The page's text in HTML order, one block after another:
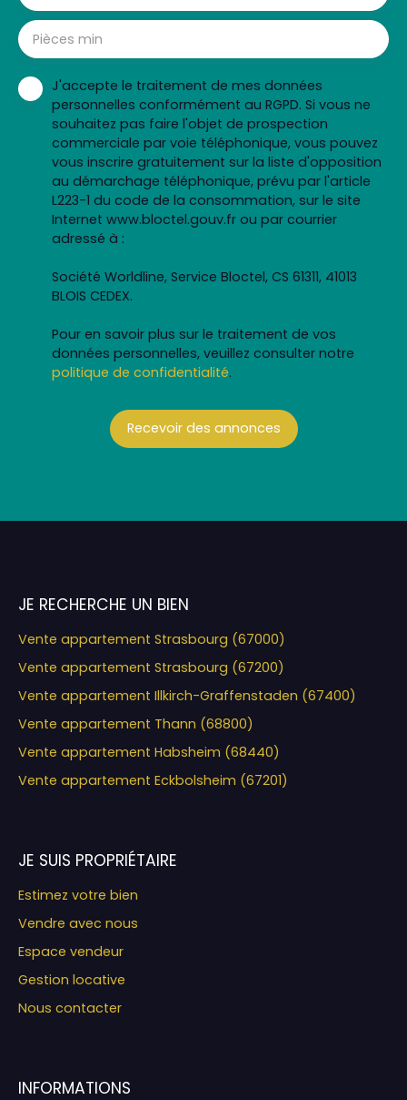
Pièces min
J'accepte le traitement de mes données
personnelles conformément au RGPD. Si vous ne
souhaitez pas faire l'objet de prospection
commerciale par voie téléphonique, vous pouvez
vous inscrire gratuitement sur la liste d'opposition
au démarchage téléphonique, prévu par l'article
L223-1 du code de la consommation, sur le site
Internet www.bloctel.gouv.fr ou par courrier
adressé à :
Société Worldline, Service Bloctel, CS 61311, 41013
BLOIS CEDEX.
Pour en savoir plus sur le traitement de vos
données personnelles, veuillez consulter notre
politique de confidentialité.
Recevoir des annonces
JE RECHERCHE UN BIEN
Vente appartement Strasbourg (67000)
Vente appartement Strasbourg (67200)
Vente appartement Illkirch-Graffenstaden (67400)
Vente appartement Thann (68800)
Vente appartement Habsheim (68440)
Vente appartement Eckbolsheim (67201)
JE SUIS PROPRIÉTAIRE
Estimez votre bien
Vendre avec nous
Espace vendeur
Gestion locative
Nous contacter
INFORMATIONS